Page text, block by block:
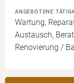
ANGEBOTENE
Wartung,
Austausch,
Renovierung /